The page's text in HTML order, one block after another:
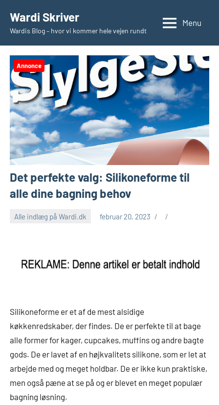
indhold
Wardi Skriver
Wardis Blog – hvor vi kommer hele vejen rundt
Menu
Annonce
Det perfekte valg: Silikoneforme til
alle dine bagning behov
Alle indlæg på Wardi.dk februar 20, 2023
Silikoneforme er et af de mest alsidige
køkkenredskaber, der findes. De er perfekte til at bage
alle former for kager, cupcakes, muffins og andre bagte
gods. De er lavet af en højkvalitets silikone, som er let at
arbejde med og meget holdbar. De er ikke kun praktiske,
men også pæne at se på og er blevet en meget populær
bagning løsning.